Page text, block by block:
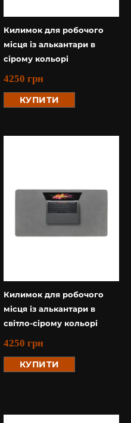
Килимок для робочого
місця із алькантари в
сірому кольорі
4250 грн
КУПИТИ
Килимок для робочого
місця із алькантари в
світло-сірому кольорі
4250 грн
КУПИТИ